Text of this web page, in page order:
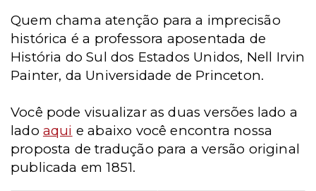
Quem chama atenção para a imprecisão
histórica é a professora aposentada de
História do Sul dos Estados Unidos, Nell Irvin
Painter, da Universidade de Princeton.
Você pode visualizar as duas versões lado a
lado aqui e abaixo você encontra nossa
proposta de tradução para a versão original
publicada em 1851.